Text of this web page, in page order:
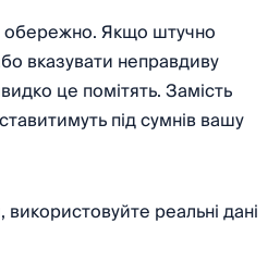
обережно. Якщо штучно
вказувати неправдиву
це помітять. Замість
під сумнів вашу
реальні дані